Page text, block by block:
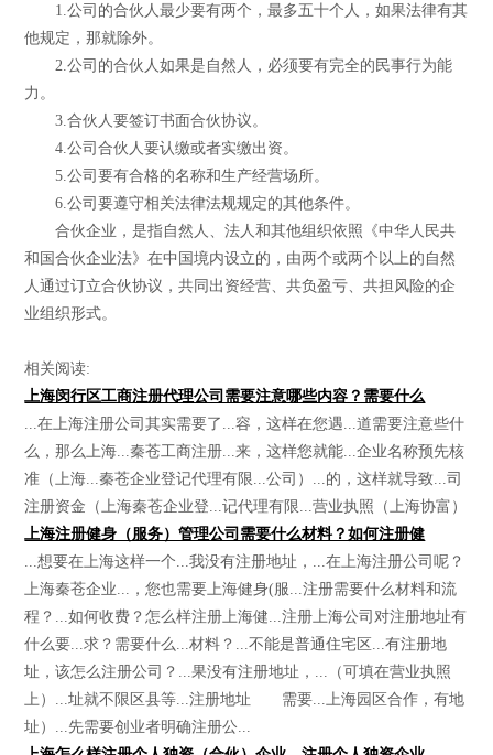
1.公司的合伙人最少要有两个，最多五十个人，如果法律有其
他规定，那就除外。
2.公司的合伙人如果是自然人，必须要有完全的民事行为能
力。
3.合伙人要签订书面合伙协议。
4.公司合伙人要认缴或者实缴出资。
5.公司要有合格的名称和生产经营场所。
6.公司要遵守相关法律法规规定的其他条件。
合伙企业，是指自然人、法人和其他组织依照《中华人民共
和国合伙企业法》在中国境内设立的，由两个或两个以上的自然
人通过订立合伙协议，共同出资经营、共负盈亏、共担风险的企
业组织形式。
相关阅读:
上海闵行区工商注册代理公司需要注意哪些内容？需要什么
...在上海注册公司其实需要了...容，这样在您遇...道需要注意些什
么，那么上海...秦苍工商注册...来，这样您就能...企业名称预先核
准（上海...秦苍企业登记代理有限...公司）...的，这样就导致...司
注册资金（上海秦苍企业登...记代理有限...营业执照（上海协富）
上海注册健身（服务）管理公司需要什么材料？如何注册健
...想要在上海这样一个...我没有注册地址，...在上海注册公司呢？
上海秦苍企业...，您也需要上海健身(服...注册需要什么材料和流
程？...如何收费？怎么样注册上海健...注册上海公司对注册地址有
什么要...求？需要什么...材料？...不能是普通住宅区...有注册地
址，该怎么注册公司？...果没有注册地址，...（可填在营业执照
上）...址就不限区县等...注册地址 需要...上海园区合作，有地
址）...先需要创业者明确注册公...